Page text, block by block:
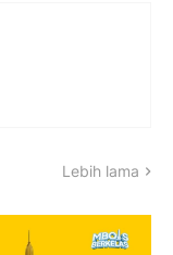
Lebih lama